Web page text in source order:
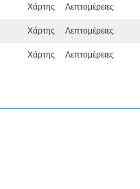
Χάρτης Λεπτομέρειες
Χάρτης Λεπτομέρειες
Χάρτης Λεπτομέρειες